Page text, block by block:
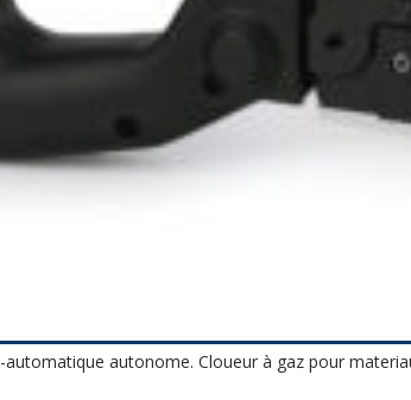
autonome. Cloueur à gaz pour